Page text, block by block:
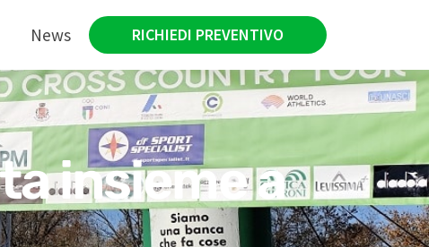
News RICHIEDI PREVENTIVO
insieme a